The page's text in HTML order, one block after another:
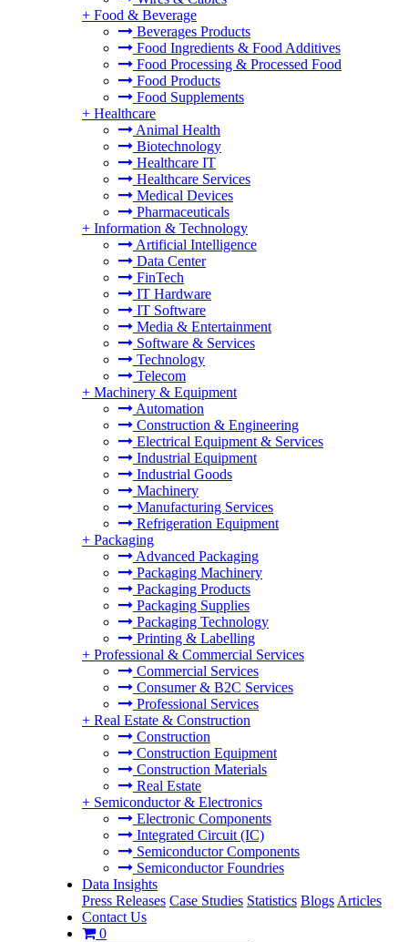
+ Food & Beverage
Beverages Products
Food Ingredients & Food Additives
Food Processing & Processed Food
Food Products
Food Supplements
+ Healthcare
Animal Health
Biotechnology
Healthcare IT
Healthcare Services
Medical Devices
Pharmaceuticals
+ Information & Technology
Artificial Intelligence
Data Center
FinTech
IT Hardware
IT Software
Media & Entertainment
Software & Services
Technology
Telecom
+ Machinery & Equipment
Automation
Construction & Engineering
Electrical Equipment & Services
Industrial Equipment
Industrial Goods
Machinery
Manufacturing Services
Refrigeration Equipment
+ Packaging
Advanced Packaging
Packaging Machinery
Packaging Products
Packaging Supplies
Packaging Technology
Printing & Labelling
+ Professional & Commercial Services
Commercial Services
Consumer & B2C Services
Professional Services
+ Real Estate & Construction
Construction
Construction Equipment
Construction Materials
Real Estate
+ Semiconductor & Electronics
Electronic Components
Integrated Circuit (IC)
Semiconductor Components
Semiconductor Foundries
Data Insights
Press Releases Case Studies Statistics Blogs Articles
Contact Us
0